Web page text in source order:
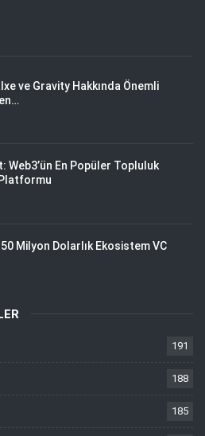
ve Gravity Hakkında Önemli
Web3’ün En Popüler Topluluk
Milyon Dolarlık Ekosistem VC
191
188
185